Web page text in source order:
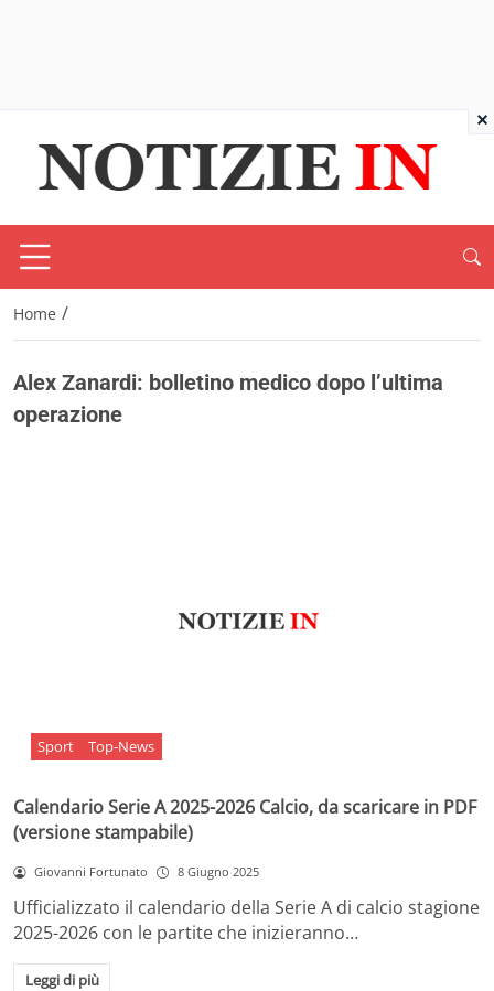
Home /
Alex Zanardi: bolletino medico dopo l’ultima
operazione
Sport Top-News
Calendario Serie A 2025-2026 Calcio, da scaricare in PDF
(versione stampabile)
Giovanni Fortunato 8 Giugno 2025
Ufficializzato il calendario della Serie A di calcio stagione
2025-2026 con le partite che inizieranno…
Leggi di più
×